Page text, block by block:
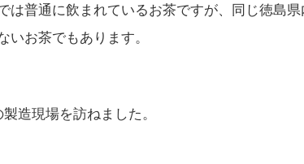
は普通に飲まれているお茶ですが、同じ徳島
いお茶でもあります。
造現場を訪ねました。